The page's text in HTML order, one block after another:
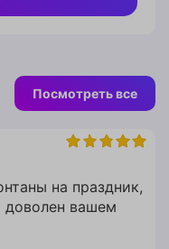
Посмотреть все
на праздник,
доволен вашем